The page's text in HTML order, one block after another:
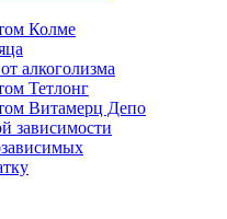
Колме
алкоголизма
Тетлонг
Витамерц Депо
зависимости